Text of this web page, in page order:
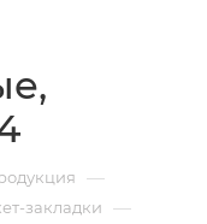
—
закладки —